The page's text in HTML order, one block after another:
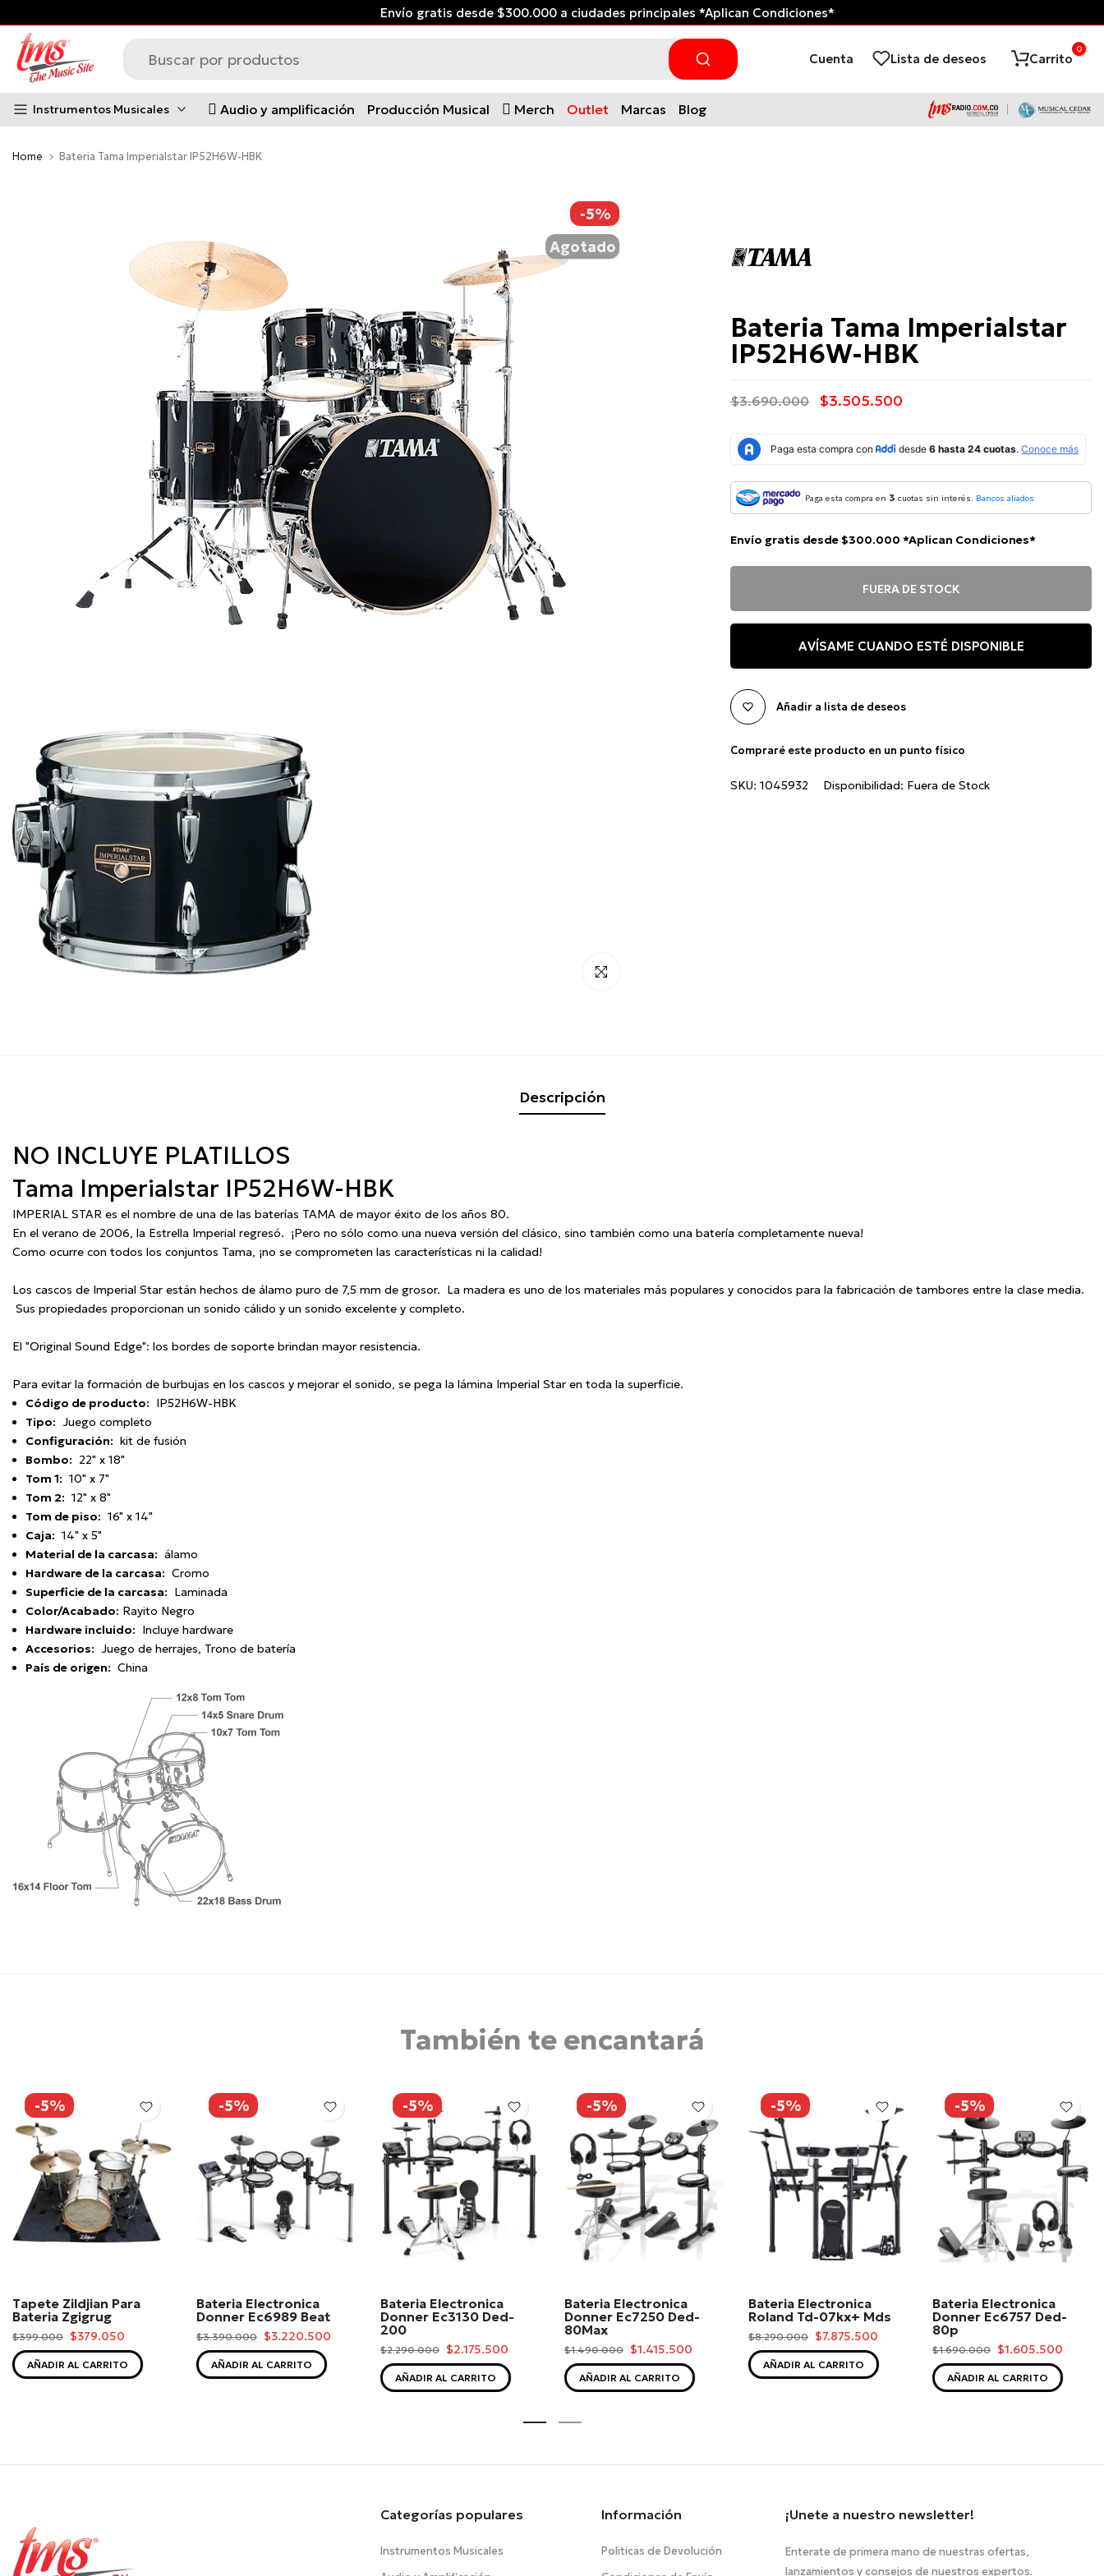
contenido
Envío gratis desde $300.000 a ciudades principales *Aplican Condiciones*
Cuenta Lista de deseos Carrito
0
Instrumentos Musicales Audio y amplificación Producción Musical Merch Outlet Marcas Blog
Home Bateria Tama Imperialstar IP52H6W-HBK
-5%
Agotado
Click para alargar
Bateria Tama Imperialstar
IP52H6W-HBK
$3.690.000 $3.505.500
Paga esta compra en 3 cuotas sin interés. Bancos aliados
Envío gratis desde $300.000 *Aplican Condiciones*
FUERA DE STOCK
AVÍSAME CUANDO ESTÉ DISPONIBLE
Añadir a lista de deseos
Compraré este producto en un punto físico
SKU: 1045932 Disponibilidad: Fuera de Stock
Descripción
NO INCLUYE PLATILLOS
Tama Imperialstar IP52H6W-HBK
IMPERIAL STAR es el nombre de una de las baterías TAMA de mayor éxito de los años 80.
En el verano de 2006, la Estrella Imperial regresó. ¡Pero no sólo como una nueva versión del clásico, sino también como una batería completamente nueva!
Como ocurre con todos los conjuntos Tama, ¡no se comprometen las características ni la calidad!
Los cascos de Imperial Star están hechos de álamo puro de 7,5 mm de grosor. La madera es uno de los materiales más populares y conocidos para la fabricación de tambores entre la clase media.
Sus propiedades proporcionan un sonido cálido y un sonido excelente y completo.
El "Original Sound Edge": los bordes de soporte brindan mayor resistencia.
Para evitar la formación de burbujas en los cascos y mejorar el sonido, se pega la lámina Imperial Star en toda la superficie.
Código de producto: IP52H6W-HBK
Tipo: Juego completo
Configuración: kit de fusión
Bombo: 22" x 18"
Tom 1: 10" x 7"
Tom 2: 12" x 8"
Tom de piso: 16" x 14"
Caja: 14" x 5"
Material de la carcasa: álamo
Hardware de la carcasa: Cromo
Superficie de la carcasa: Laminada
Color/Acabado: Rayito Negro
Hardware incluido: Incluye hardware
Accesorios: Juego de herrajes, Trono de batería
País de origen: China
También te encantará
-5%
Tapete Zildjian Para
Bateria Zgigrug
$399.000 $379.050
AÑADIR AL CARRITO
-5%
Bateria Electronica
Donner Ec6989 Beat
$3.390.000 $3.220.500
AÑADIR AL CARRITO
-5%
Bateria Electronica
Donner Ec3130 Ded-
200
$2.290.000 $2.175.500
AÑADIR AL CARRITO
-5%
Bateria Electronica
Donner Ec7250 Ded-
80Max
$1.490.000 $1.415.500
AÑADIR AL CARRITO
-5%
Bateria Electronica
Roland Td-07kx+ Mds
$8.290.000 $7.875.500
AÑADIR AL CARRITO
-5%
Bateria Electronica
Donner Ec6757 Ded-
80p
$1.690.000 $1.605.500
AÑADIR AL CARRITO
Categorías populares
Instrumentos Musicales
Información
Politicas de Devolución
¡Unete a nuestro newsletter!
Enterate de primera mano de nuestras ofertas,
lanzamientos y consejos de nuestros expertos.